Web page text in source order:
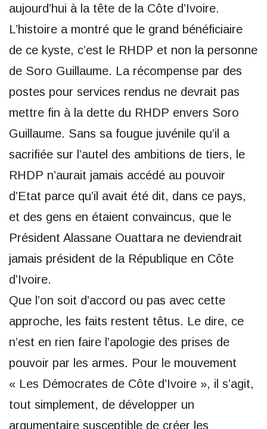
aujourd’hui à la tête de la Côte d’Ivoire.
L’histoire a montré que le grand bénéficiaire
de ce kyste, c’est le RHDP et non la personne
de Soro Guillaume. La récompense par des
postes pour services rendus ne devrait pas
mettre fin à la dette du RHDP envers Soro
Guillaume. Sans sa fougue juvénile qu’il a
sacrifiée sur l’autel des ambitions de tiers, le
RHDP n’aurait jamais accédé au pouvoir
d’Etat parce qu’il avait été dit, dans ce pays,
et des gens en étaient convaincus, que le
Président Alassane Ouattara ne deviendrait
jamais président de la République en Côte
d’Ivoire.
Que l’on soit d’accord ou pas avec cette
approche, les faits restent têtus. Le dire, ce
n’est en rien faire l’apologie des prises de
pouvoir par les armes. Pour le mouvement
« Les Démocrates de Côte d’Ivoire », il s’agit,
tout simplement, de développer un
argumentaire susceptible de créer les